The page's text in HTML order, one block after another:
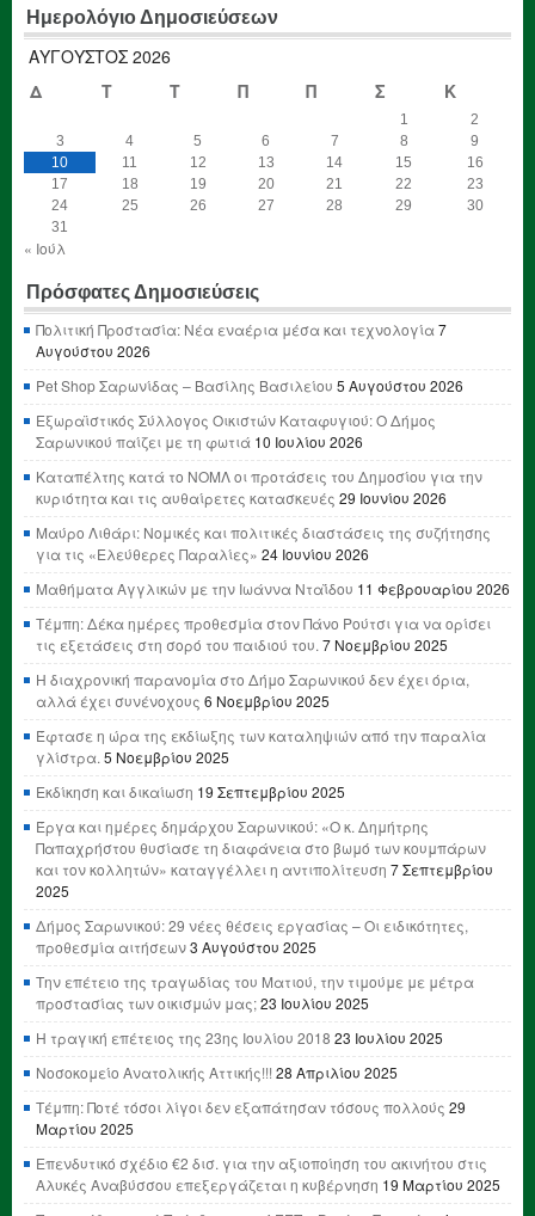
Ημερολόγιο Δημοσιεύσεων
ΑΎΓΟΥΣΤΟΣ 2026
Δ
Τ Τ Π Π Σ Κ
1
2
3
4 5 6 7 8
9
10
11 12 13 14 15
16
17
18 19 20 21 22
23
24
25 26 27 28 29
30
31
« Ιούλ
Πρόσφατες Δημοσιεύσεις
Πολιτική Προστασία: Νέα εναέρια μέσα και τεχνολογία7
Αυγούστου 2026
Pet Shop Σαρωνίδας – Βασίλης Βασιλείου 5 Αυγούστου 2026
Εξωραϊστικός Σύλλογος Οικιστών Καταφυγιού: Ο Δήμος
Σαρωνικού παίζει με τη φωτιά 10 Ιουλίου 2026
Καταπέλτης κατά το ΝΟΜΛ οι προτάσεις του Δημοσίου για την
κυριότητα και τις αυθαίρετες κατασκευές 29 Ιουνίου 2026
Μαύρο Λιθάρι: Νομικές και πολιτικές διαστάσεις της συζήτησης
για τις «Ελεύθερες Παραλίες» 24 Ιουνίου 2026
Μαθήματα Αγγλικών με την Ιωάννα Νταΐδου 11 Φεβρουαρίου 2026
Τέμπη: Δέκα ημέρες προθεσμία στον Πάνο Ρούτσι για να ορίσει
τις εξετάσεις στη σορό του παιδιού του. 7 Νοεμβρίου 2025
Η διαχρονική παρανομία στο Δήμο Σαρωνικού δεν έχει όρια,
αλλά έχει συνένοχους 6 Νοεμβρίου 2025
Έφτασε η ώρα της εκδίωξης των καταληψιών από την παραλία
γλίστρα. 5 Νοεμβρίου 2025
Εκδίκηση και δικαίωση 19 Σεπτεμβρίου 2025
Έργα και ημέρες δημάρχου Σαρωνικού: «Ο κ. Δημήτρης
Παπαχρήστου θυσίασε τη διαφάνεια στο βωμό των κουμπάρων
και τον κολλητών» καταγγέλλει η αντιπολίτευση 7 Σεπτεμβρίου
2025
Δήμος Σαρωνικού: 29 νέες θέσεις εργασίας – Οι ειδικότητες,
προθεσμία αιτήσεων3 Αυγούστου 2025
Την επέτειο της τραγωδίας του Ματιού, την τιμούμε με μέτρα
προστασίας των οικισμών μας;23 Ιουλίου 2025
Η τραγική επέτειος της 23ης Ιουλίου 2018 23 Ιουλίου 2025
Νοσοκομείο Ανατολικής Αττικής!!! 28 Απριλίου 2025
Τέμπη: Ποτέ τόσοι λίγοι δεν εξαπάτησαν τόσους πολλούς 29
Μαρτίου 2025
Επενδυτικό σχέδιο €2 δισ. για την αξιοποίηση του ακινήτου στις
Αλυκές Αναβύσσου επεξεργάζεται η κυβέρνηση 19 Μαρτίου 2025